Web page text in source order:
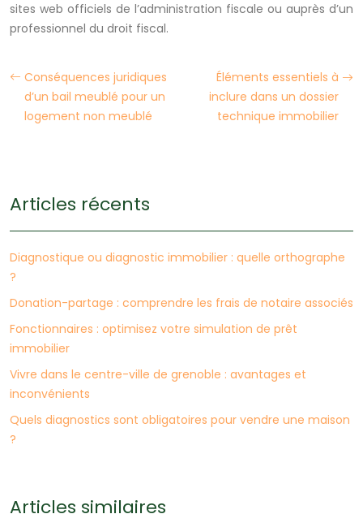
sites web officiels de l’administration fiscale ou auprès d’un
professionnel du droit fiscal.
Conséquences juridiques
d’un bail meublé pour un
logement non meublé
Éléments essentiels à
inclure dans un dossier
technique immobilier
Articles récents
Diagnostique ou diagnostic immobilier : quelle orthographe
?
Donation-partage : comprendre les frais de notaire associés
Fonctionnaires : optimisez votre simulation de prêt
immobilier
Vivre dans le centre-ville de grenoble : avantages et
inconvénients
Quels diagnostics sont obligatoires pour vendre une maison
?
Articles similaires